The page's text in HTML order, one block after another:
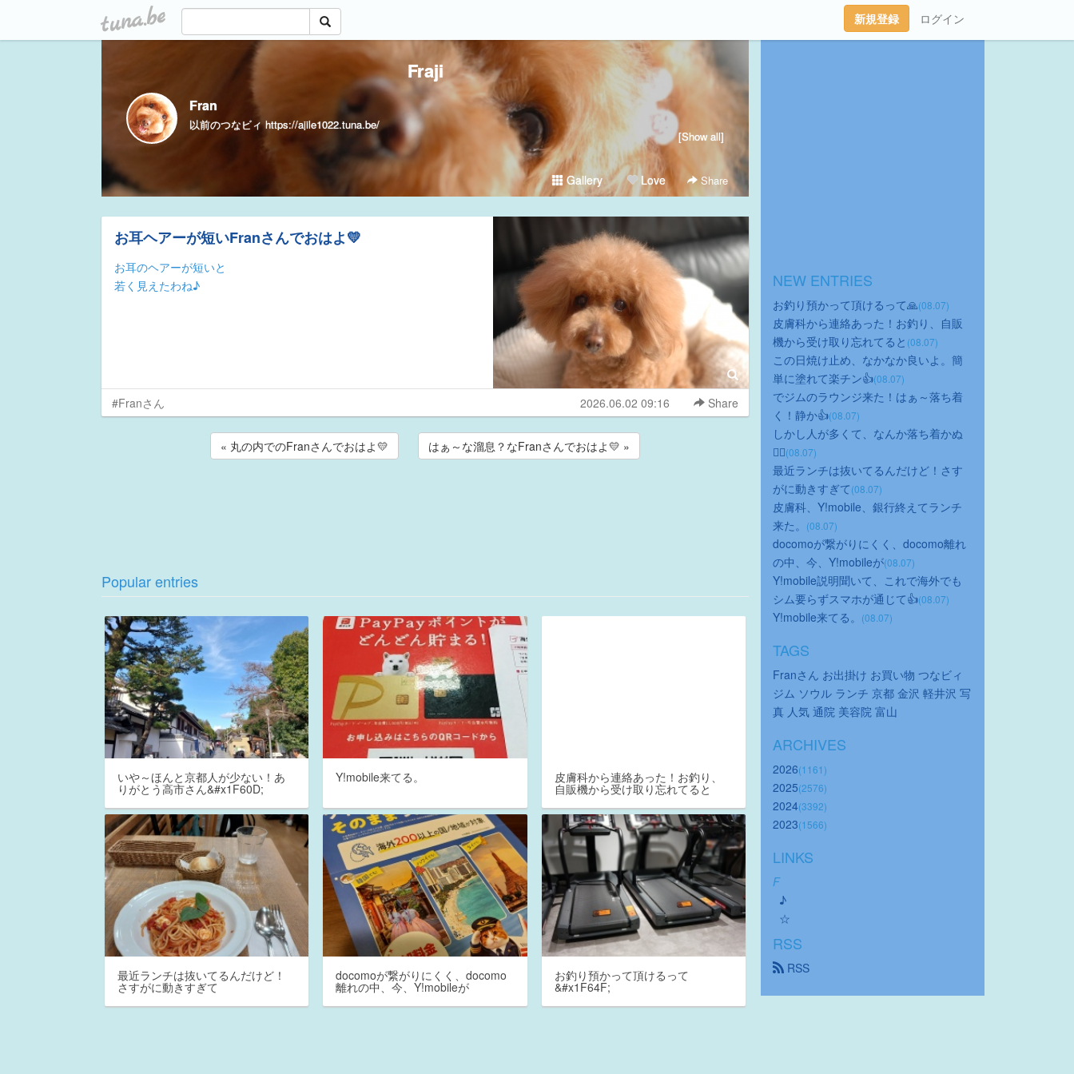
tuna.be 新規登録 ログイン
Fraji
Fran
以前のつなビィ https://ajile1022.tuna.be/
[Show all]
Gallery Love Share
お耳ヘアーが短いFranさんでおはよ💛
お耳のヘアーが短いと
若く見えたわね♪
#Franさん 2026.06.02 09:16 Share
« 丸の内でのFranさんでおはよ💛 はぁ～な溜息？なFranさんでおはよ💛 »
Popular entries
いや～ほんと京都人が少ない！あ
りがとう高市さん&#x1F60D;
Y!mobile来てる。 皮膚科から連絡あった！お釣り、
自販機から受け取り忘れてると
最近ランチは抜いてるんだけど！
さすがに動きすぎて
docomoが繋がりにくく、docomo
離れの中、今、Y!mobileが
お釣り預かって頂けるって
&#x1F64F;
NEW ENTRIES
お釣り預かって頂けるって🙏(08.07)
皮膚科から連絡あった！お釣り、自販
機から受け取り忘れてると (08.07)
この日焼け止め、なかなか良いよ。簡
単に塗れて楽チン👍(08.07)
でジムのラウンジ来た！はぁ～落ち着
く！静か👍(08.07)
しかし人が多くて、なんか落ち着かぬ
😮‍💨(08.07)
最近ランチは抜いてるんだけど！さす
がに動きすぎて(08.07)
皮膚科、Y!mobile、銀行終えてランチ
来た。 (08.07)
docomoが繋がりにくく、docomo離れ
の中、今、Y!mobileが(08.07)
Y!mobile説明聞いて、これで海外でも
シム要らずスマホが通じて👍(08.07)
Y!mobile来てる。 (08.07)
TAGS
Franさん お出掛け お買い物 つなビィ
ジム ソウル ランチ 京都 金沢 軽井沢 写
真 人気 通院 美容院 富山
ARCHIVES
2026(1161)
2025(2576)
2024(3392)
2023(1566)
LINKS
F
♪
☆
RSS
RSS